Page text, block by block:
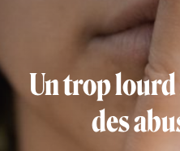
Un trop
des